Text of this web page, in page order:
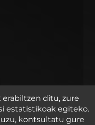
ditu, zure
estatistikoak egiteko.
kontsultatu gure